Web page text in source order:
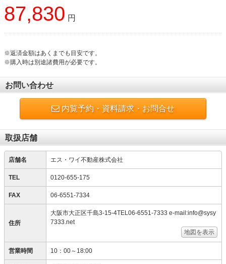
87,830 円
※返済金額はあくまでも目安です。
※購入時は別途諸費用が必要です。
お問い合わせ
内覧予約・資料請求・お問合せ
取扱店舗
店舗名 エス・ワイ不動産株式会社
TEL 0120-655-175
FAX 06-6551-7334
住所
大阪市大正区千島3-15-4TEL06-6551-7333 e-mail:info@sysy
7333.net
地図を表示
営業時間 10：00～18:00